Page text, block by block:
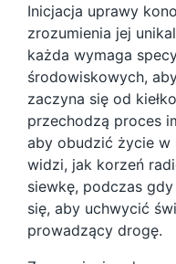
Inicjacja uprawy
zrozumienia jej
każda wymaga
środowiskowych,
zaczyna się od
przechodzą proces
aby obudzić życie w
widzi, jak korzeń
siewkę, podczas
się, aby uchwycić
prowadzący drogę.